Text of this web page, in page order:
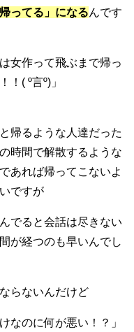
ってる」になるんです
女作って飛ぶまで帰っ
( º言º)」
帰るような人達だった
時間で解散するような
あれば帰ってこないよ
ですが
でると会話は尽きない
が経つのも早いんでし
らないんだけど
なのに何が悪い！？」